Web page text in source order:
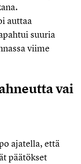
auttaa
suuria
viime
vai
ajatella, että
päätökset